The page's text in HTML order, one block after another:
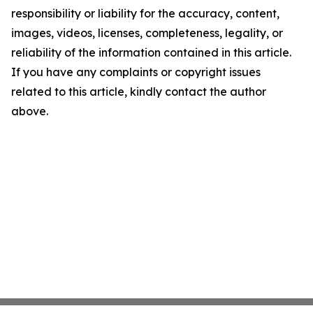
responsibility or liability for the accuracy, content,
images, videos, licenses, completeness, legality, or
reliability of the information contained in this article.
If you have any complaints or copyright issues
related to this article, kindly contact the author
above.